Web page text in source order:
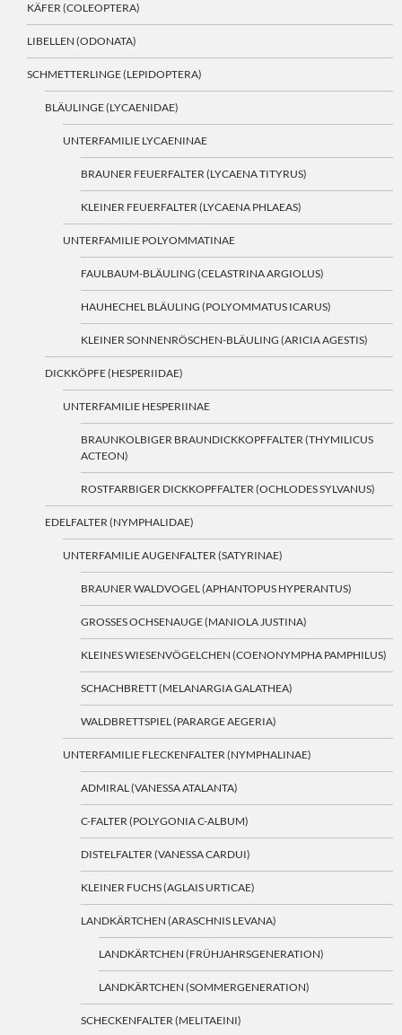
KÄFER (COLEOPTERA)
LIBELLEN (ODONATA)
SCHMETTERLINGE (LEPIDOPTERA)
BLÄULINGE (LYCAENIDAE)
UNTERFAMILIE LYCAENINAE
BRAUNER FEUERFALTER (LYCAENA TITYRUS)
KLEINER FEUERFALTER (LYCAENA PHLAEAS)
UNTERFAMILIE POLYOMMATINAE
FAULBAUM-BLÄULING (CELASTRINA ARGIOLUS)
HAUHECHEL BLÄULING (POLYOMMATUS ICARUS)
KLEINER SONNENRÖSCHEN-BLÄULING (ARICIA AGESTIS)
DICKKÖPFE (HESPERIIDAE)
UNTERFAMILIE HESPERIINAE
BRAUNKOLBIGER BRAUNDICKKOPFFALTER (THYMILICUS
ACTEON)
ROSTFARBIGER DICKKOPFFALTER (OCHLODES SYLVANUS)
EDELFALTER (NYMPHALIDAE)
UNTERFAMILIE AUGENFALTER (SATYRINAE)
BRAUNER WALDVOGEL (APHANTOPUS HYPERANTUS)
GROSSES OCHSENAUGE (MANIOLA JUSTINA)
KLEINES WIESENVÖGELCHEN (COENONYMPHA PAMPHILUS)
SCHACHBRETT (MELANARGIA GALATHEA)
WALDBRETTSPIEL (PARARGE AEGERIA)
UNTERFAMILIE FLECKENFALTER (NYMPHALINAE)
ADMIRAL (VANESSA ATALANTA)
C-FALTER (POLYGONIA C-ALBUM)
DISTELFALTER (VANESSA CARDUI)
KLEINER FUCHS (AGLAIS URTICAE)
LANDKÄRTCHEN (ARASCHNIS LEVANA)
LANDKÄRTCHEN (FRÜHJAHRSGENERATION)
LANDKÄRTCHEN (SOMMERGENERATION)
SCHECKENFALTER (MELITAEINI)